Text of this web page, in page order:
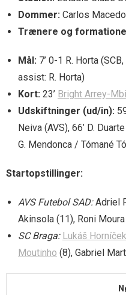
Dommer: Carlos
Trænere og
Mål: 7’ 0-1 R. Horta
assist: R. Horta)
Kort: 23’ Bright Arrey-Mbi
Udskiftninger (ud/in):
Neiva (AVS), 66’ D.
G. Mendonca / Tómané
Startopstillinger:
AVS Futebol SAD:Adriel
Akinsola (11), Roni
SC Braga: Lukáš Horníček
Moutinho (8), Gabriel